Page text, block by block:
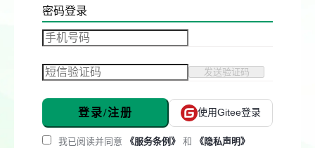
密码登录
发送验证码
登录/注册 使用Gitee登录
我已阅读并同意 《服务条例》 和 《隐私声明》